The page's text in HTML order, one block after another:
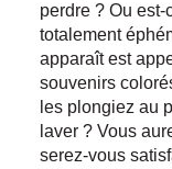
perdre ? Ou
totalement
apparaît est
souvenirs
les plongiez au
laver ? Vous
serez-vous